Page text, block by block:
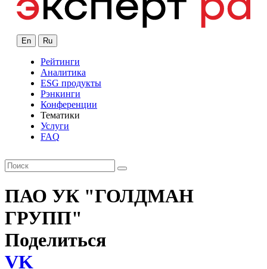
En Ru
Рейтинги
Аналитика
ESG продукты
Рэнкинги
Конференции
Тематики
Услуги
FAQ
ПАО УК "ГОЛДМАН
ГРУПП"
Поделиться
VK